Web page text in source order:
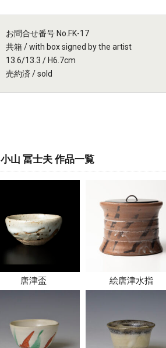
お問合せ番号 No.FK-17
共箱 / with box signed by the artist
13.6/13.3 / H6.7cm
売約済 / sold
小山 冨士夫 作品一覧
唐津盃 絵唐津水指